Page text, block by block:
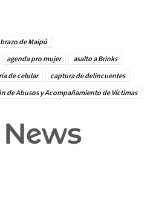
de Maipú
agenda pro mujer
asalto a Brinks
de celular
captura de delincuentes
de Abusos y Acompañamiento de Víctimas